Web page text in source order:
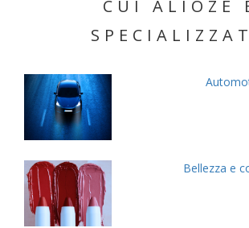
CUI ALIOZE
Bellezza e